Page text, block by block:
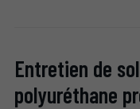
Entretien de
polyuréthane